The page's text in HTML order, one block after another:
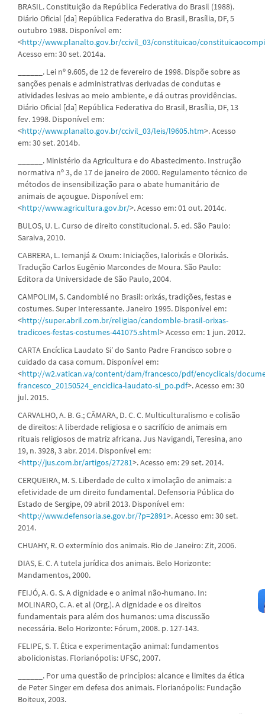
BRASIL. Constituição da República Federativa do Brasil (1988).
Diário Oficial [da] República Federativa do Brasil, Brasília, DF, 5
outubro 1988. Disponível em:
<http://www.planalto.gov.br/ccivil_03/constituicao/
Acesso em: 30 set. 2014a.
______. Lei nº 9.605, de 12 de fevereiro de 1998. Dispõe sobre as
sanções penais e administrativas derivadas de condutas e
atividades lesivas ao meio ambiente, e dá outras providências.
Diário Oficial [da] República Federativa do Brasil, Brasília, DF, 13
fev. 1998. Disponível em:
<http://www.planalto.gov.br/ccivil_03/leis/l9605.htm>. Acesso
em: 30 set. 2014b.
______. Ministério da Agricultura e do Abastecimento. Instrução
normativa nº 3, de 17 de janeiro de 2000. Regulamento técnico de
métodos de insensibilização para o abate humanitário de
animais de açougue. Disponível em:
<http://www.agricultura.gov.br/>. Acesso em: 01 out. 2014c.
BULOS, U. L. Curso de direito constitucional. 5. ed. São Paulo:
Saraiva, 2010.
CABRERA, L. Iemanjá & Oxum: Iniciações, Ialorixás e Olorixás.
Tradução Carlos Eugênio Marcondes de Moura. São Paulo:
Editora da Universidade de São Paulo, 2004.
CAMPOLIM, S. Candomblé no Brasil: orixás, tradições, festas e
costumes. Super Interessante. Janeiro 1995. Disponível em:
<http://super.abril.com.br/religiao/candomble-brasil-orixas-
tradicoes-festas-costumes-441075.shtml> Acesso em: 1 jun. 2012.
CARTA Encíclica Laudato Si’ do Santo Padre Francisco sobre o
cuidado da casa comum. Disponível em:
<http://w2.vatican.va/content/dam/francesco/pdf/encyclicals/
francesco_20150524_enciclica-laudato-si_po.pdf>. Acesso em: 30
jul. 2015.
CARVALHO, A. B. G.; CÂMARA, D. C. C. Multiculturalismo e colisão
de direitos: A liberdade religiosa e o sacrifício de animais em
rituais religiosos de matriz africana. Jus Navigandi, Teresina, ano
19, n. 3928, 3 abr. 2014. Disponível em:
<http://jus.com.br/artigos/27281>. Acesso em: 29 set. 2014.
CERQUEIRA, M. S. Liberdade de culto x imolação de animais: a
efetividade de um direito fundamental. Defensoria Pública do
Estado de Sergipe, 09 abril 2013. Disponível em:
<http://www.defensoria.se.gov.br/?p=2891>. Acesso em: 30 set.
2014.
CHUAHY, R. O extermínio dos animais. Rio de Janeiro: Zit, 2006.
DIAS, E. C. A tutela jurídica dos animais. Belo Horizonte:
Mandamentos, 2000.
FEIJÓ, A. G. S. A dignidade e o animal não-humano. In:
MOLINARO, C. A. et al (Org.). A dignidade e os direitos
fundamentais para além dos humanos: uma discussão
necessária. Belo Horizonte: Fórum, 2008. p. 127-143.
FELIPE, S. T. Ética e experimentação animal: fundamentos
abolicionistas. Florianópolis: UFSC, 2007.
______. Por uma questão de princípios: alcance e limites da ética
de Peter Singer em defesa dos animais. Florianópolis: Fundação
Boiteux, 2003.